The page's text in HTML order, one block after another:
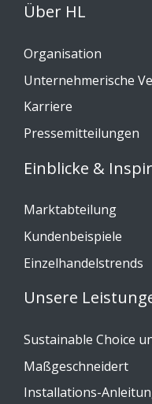
Über HL
Organisation
Unternehmerische
Karriere
Pressemitteilungen
Einblicke &
Marktabteilung
Kundenbeispiele
Einzelhandelstrends
Unsere
Sustainable Choice
Maßgeschneidert
Installations-